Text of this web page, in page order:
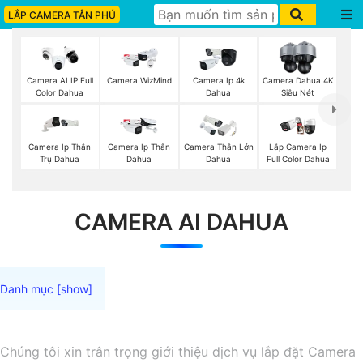
LẮP CAMERA TÂN PHÚ
Camera AI IP Full
Color Dahua
Camera WizMind
Camera Ip 4k
Dahua
Camera Dahua 4K
Siêu Nét
Camera Ip Thân
Trụ Dahua
Camera Ip Thân
Dahua
Camera Thân Lớn
Dahua
Lắp Camera Ip
Full Color Dahua
CAMERA AI DAHUA
Chúng tôi xin trân trọng giới thiệu dịch vụ lắp đặt Camera